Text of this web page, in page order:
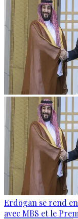
Erdogan se rend
avec MBS et le